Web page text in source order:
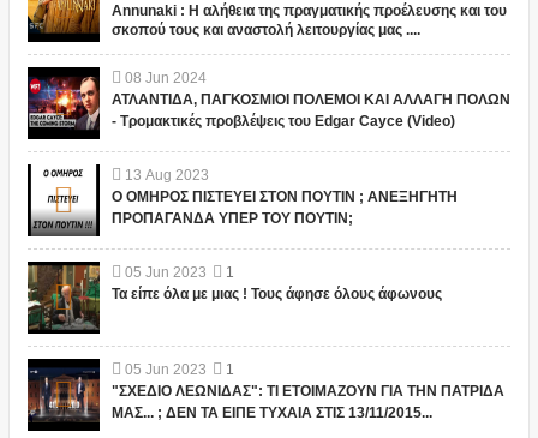
Annunaki : Η αλήθεια της πραγματικής προέλευσης και του
σκοπού τους και αναστολή λειτουργίας μας ....
08 Jun 2024
ΑΤΛΑΝΤΙΔΑ, ΠΑΓΚΟΣΜΙΟΙ ΠΟΛΕΜΟΙ ΚΑΙ ΑΛΛΑΓΗ ΠΟΛΩΝ
- Τρομακτικές προβλέψεις του Edgar Cayce (Video)
13 Aug 2023
Ο ΟΜΗΡΟΣ ΠΙΣΤΕΥΕΙ ΣΤΟΝ ΠΟΥΤΙΝ ; ΑΝΕΞΗΓΗΤΗ
ΠΡΟΠΑΓΑΝΔΑ ΥΠΕΡ ΤΟΥ ΠΟΥΤΙΝ;
05 Jun 2023
1
Τα είπε όλα με μιας ! Τους άφησε όλους άφωνους
05 Jun 2023
1
"ΣΧΕΔΙΟ ΛΕΩΝΙΔΑΣ": ΤΙ ΕΤΟΙΜΑΖΟΥΝ ΓΙΑ ΤΗΝ ΠΑΤΡΙΔΑ
ΜΑΣ... ; ΔΕΝ ΤΑ ΕΙΠΕ ΤΥΧΑΙΑ ΣΤΙΣ 13/11/2015...